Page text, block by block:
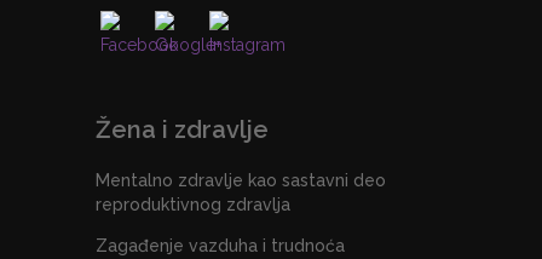
Žena i zdravlje
Mentalno zdravlje kao sastavni deo
reproduktivnog zdravlja
Zagađenje vazduha i trudnoća